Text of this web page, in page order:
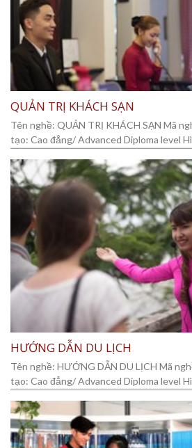
QUẢN TRỊ KHÁCH SẠN
Tên nghề: QUẢN TRỊ KHÁCH SẠN Mã
tạo: Cao đẳng/ Advanced Diploma level
HƯỚNG DẪN DU LỊCH
Tên nghề: HƯỚNG DẪN DU LỊCH Mã
tạo: Cao đẳng/ Advanced Diploma level